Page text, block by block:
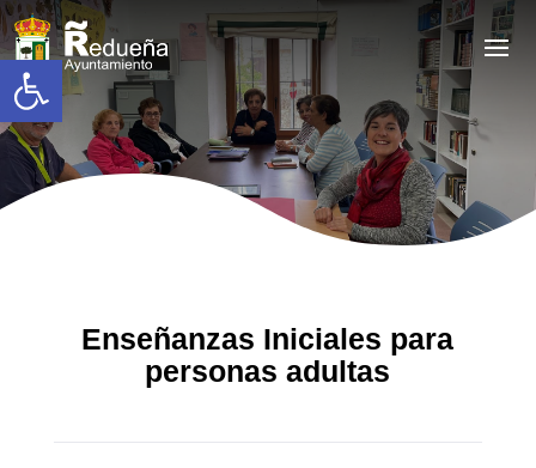
Abrir barra de herramientas
Enseñanzas Iniciales para
personas adultas